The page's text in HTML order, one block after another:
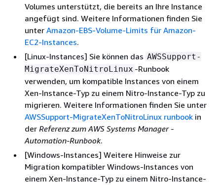
Volumes unterstützt, die bereits an Ihre Instance
angefügt sind. Weitere Informationen finden Sie
unter Amazon-EBS-Volume-Limits für Amazon-
EC2-Instances.
[Linux-Instances] Sie können das AWSSupport-
MigrateXenToNitroLinux -Runbook
verwenden, um kompatible Instances von einem
Xen-Instance-Typ zu einem Nitro-Instance-Typ zu
migrieren. Weitere Informationen finden Sie unter
AWSSupport-MigrateXenToNitroLinux runbook in
der Referenz zum AWS Systems Manager -
Automation-Runbook.
[Windows-Instances] Weitere Hinweise zur
Migration kompatibler Windows-Instances von
einem Xen-Instance-Typ zu einem Nitro-Instance-